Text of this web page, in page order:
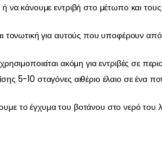
ή να κάνουμε εντριβή στο μέτωπο και
τονωτική για αυτούς που υποφέρουν
ακόμη για εντριβές σε
5-10 σταγόνες αιθέριο έλαιο σε ένα
το έγχυμα του βοτάνου στο νερό του